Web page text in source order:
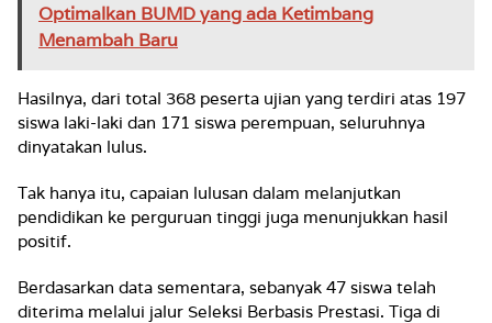
Optimalkan BUMD yang ada Ketimbang
Menambah Baru
Hasilnya, dari total 368 peserta ujian yang terdiri atas 197
siswa laki-laki dan 171 siswa perempuan, seluruhnya
dinyatakan lulus.
Tak hanya itu, capaian lulusan dalam melanjutkan
pendidikan ke perguruan tinggi juga menunjukkan hasil
positif.
Berdasarkan data sementara, sebanyak 47 siswa telah
diterima melalui jalur Seleksi Berbasis Prestasi. Tiga di